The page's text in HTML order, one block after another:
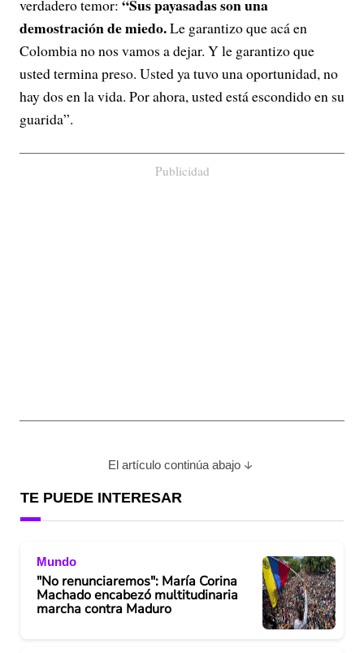
verdadero temor: “Sus payasadas son una
demostración de miedo.Le garantizo que acá en
Colombia no nos vamos a dejar. Y le garantizo que
usted termina preso. Usted ya tuvo una oportunidad, no
hay dos en la vida. Por ahora, usted está escondido en su
guarida”.
Publicidad
El artículo continúa abajo
TE PUEDE INTERESAR
Mundo
"No renunciaremos": María Corina
Machado encabezó multitudinaria
marcha contra Maduro